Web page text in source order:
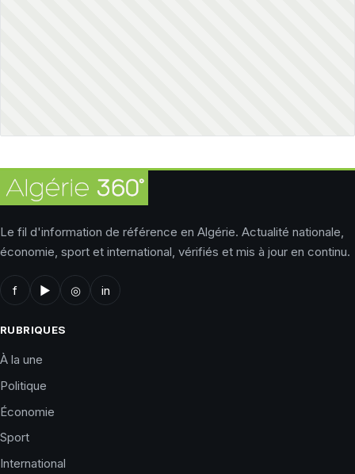
Le fil d'information de référence en Algérie. Actualité nationale,
économie, sport et international, vérifiés et mis à jour en continu.
f ▶ ◎ in
RUBRIQUES
À la une
Politique
Économie
Sport
International